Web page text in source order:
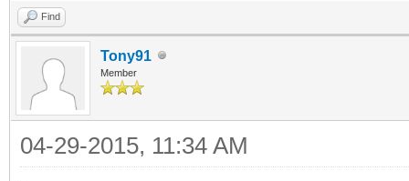
Find
Tony91
Member
04-29-2015, 11:34 AM